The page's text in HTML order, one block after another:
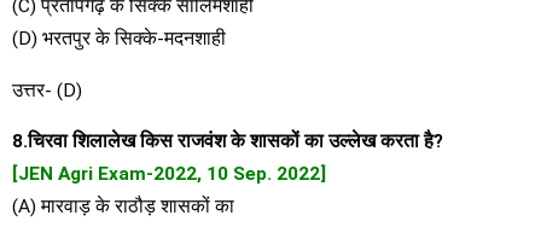
(C) प्रतापगढ़ के सिक्के सालिमशाही
(D) भरतपुर के सिक्के-मदनशाही
उत्तर- (D)
8.चिरवा शिलालेख किस राजवंश के शासकों का उल्लेख करता है?
[JEN Agri Exam-2022, 10 Sep. 2022]
(A) मारवाड़ के राठौड़ शासकों का